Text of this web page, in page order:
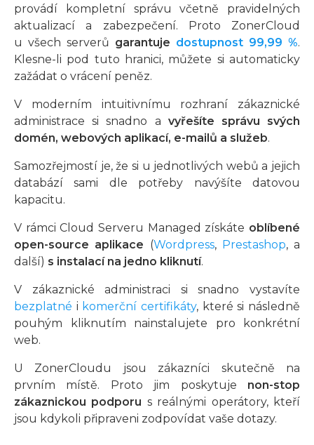
provádí kompletní správu včetně pravidelných
aktualizací a zabezpečení. Proto ZonerCloud
u všech serverů garantuje dostupnost 99,99 %.
Klesne-li pod tuto hranici, můžete si automaticky
zažádat o vrácení peněz.
V moderním intuitivnímu rozhraní zákaznické
administrace si snadno a vyřešíte správu svých
domén, webových aplikací, e-mailů a služeb.
Samozřejmostí je, že si u jednotlivých webů a jejich
databází sami dle potřeby navýšíte datovou
kapacitu.
V rámci Cloud Serveru Managed získáte oblíbené
open-source aplikace (Wordpress, Prestashop, a
další) s instalací na jedno kliknutí.
V zákaznické administraci si snadno vystavíte
bezplatné i komerční certifikáty, které si následně
pouhým kliknutím nainstalujete pro konkrétní
web.
U ZonerCloudu jsou zákazníci skutečně na
prvním místě. Proto jim poskytuje non-stop
zákaznickou podporu s reálnými operátory, kteří
jsou kdykoli připraveni zodpovídat vaše dotazy.